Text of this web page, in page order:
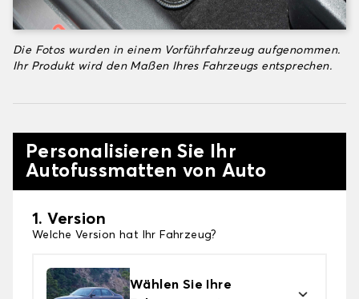
Die Fotos wurden in einem Vorführfahrzeug aufgenommen.
Ihr Produkt wird den Maßen Ihres Fahrzeugs entsprechen.
Personalisieren Sie Ihr
Autofussmatten von Auto
1. Version
Welche Version hat Ihr Fahrzeug?
Wählen Sie Ihre